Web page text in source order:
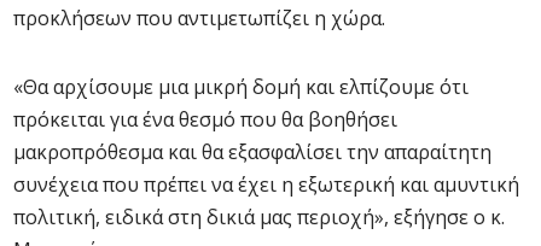
προκλήσεων που αντιμετωπίζει η χώρα.
«Θα αρχίσουμε μια μικρή δομή και ελπίζουμε ότι
πρόκειται για ένα θεσμό που θα βοηθήσει
μακροπρόθεσμα και θα εξασφαλίσει την απαραίτητη
συνέχεια που πρέπει να έχει η εξωτερική και αμυντική
πολιτική, ειδικά στη δικιά μας περιοχή», εξήγησε ο κ.